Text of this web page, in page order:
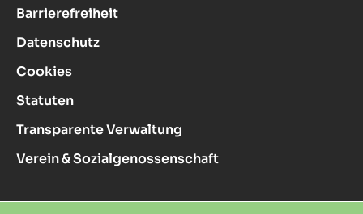
Barrierefreiheit
Datenschutz
Cookies
Statuten
Transparente Verwaltung
Verein & Sozialgenossenschaft